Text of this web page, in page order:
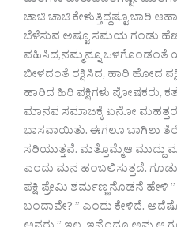
ಚಾಚಿ ಚಾಚಿ ಕೇಳುತ್ತಿದ್ದಷ್ಟೂ ಬಾರಿ
ಬೆಳೆಸುವ ಅಷ್ಟೂ ಸಮಯ ಗಂಡು
ವಹಿಸಿದ,ನಮ್ಮನ್ನೂ ಒಳಗೊಂಡಂತೆ
ಬೀಳದಂತೆ ರಕ್ಷಿಸಿದ, ಹಾರಿ ಹೋದ
ಹಾರಿದ ಹಿರಿ ಪಕ್ಷಿಗಳು ಪೋಷಕರು,
ಮಾನವ ಸಮಾಜಕ್ಕೆ ಏನೋ
ಭಾಸವಾಯಿತು. ಈಗಲೂ ಬಾಗಿಲು
ಸರಿಯುತ್ತವೆ. ಮತ್ತೊಮ್ಮೆಆ ಮುದ್ದು
ಎಂದು ಮನ ಹಂಬಲಿಸುತ್ತದೆ.
ಪಕ್ಷಿ ಪ್ರೇಮಿ ಶರ್ಮಣ್ಣನೊಡನೆ ಹೇಳಿ
ಬಂದಾವೇ? ” ಎಂದು ಕೇಳಿದೆ.